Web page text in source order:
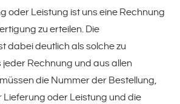
oder Leistung ist uns eine Rechnung
zu erteilen. Die
dabei deutlich als solche zu
jeder Rechnung und aus allen
die Nummer der Bestellung,
Lieferung oder Leistung und die